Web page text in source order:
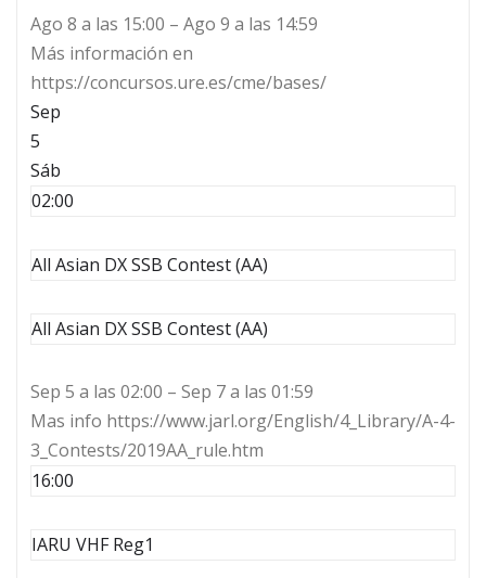
Ago 8 a las 15:00 – Ago 9 a las 14:59
Más información en
https://concursos.ure.es/cme/bases/
Sep
5
Sáb
02:00
All Asian DX SSB Contest (AA)
All Asian DX SSB Contest (AA)
Sep 5 a las 02:00 – Sep 7 a las 01:59
Mas info https://www.jarl.org/English/4_Library/A-4-
3_Contests/2019AA_rule.htm
16:00
IARU VHF Reg1